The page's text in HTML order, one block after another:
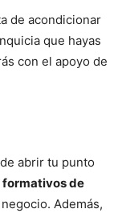
de acondicionar
que hayas
con el apoyo de
abrir tu punto
formativos de
Además,